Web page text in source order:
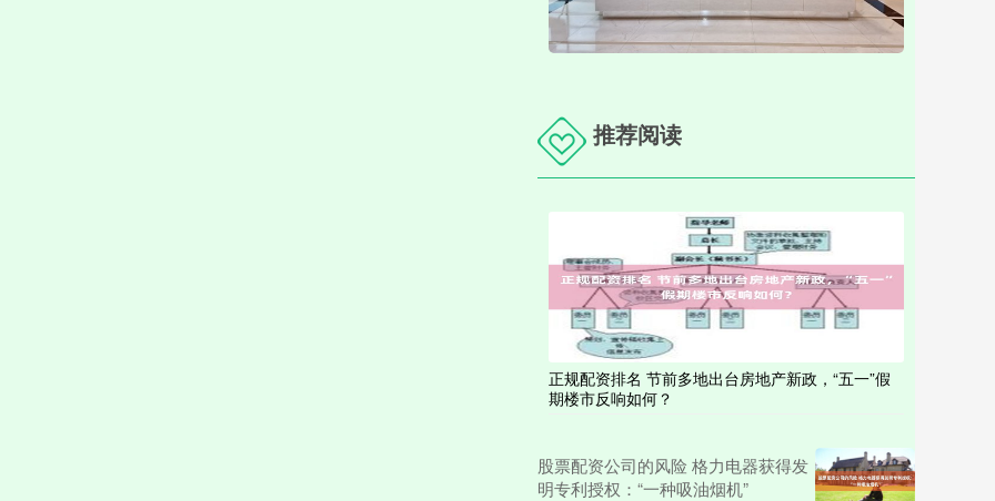
推荐阅读
正规配资排名 节前多地出台房地产新政，“五一”假
期楼市反响如何？
股票配资公司的风险 格力电器获得发
明专利授权：“一种吸油烟机”